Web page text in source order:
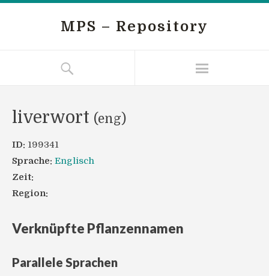
MPS – Repository
liverwort (eng)
ID: 199341
Sprache: Englisch
Zeit:
Region:
Verknüpfte Pflanzennamen
Parallele Sprachen